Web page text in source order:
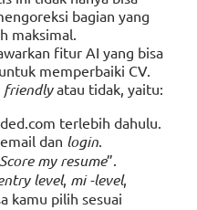
bagian yang
maksimal.
fitur AI yang bisa
memperbaiki CV.
friendlyatau tidak, yaitu:
terlebih dahulu.
dan login
Score my resume”.
level, mi -level,
kamu pilih sesuai